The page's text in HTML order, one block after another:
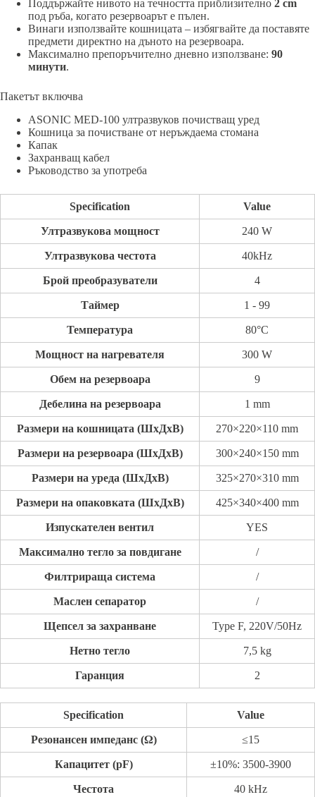
Поддържайте нивото на течността приблизително 2 cm
под ръба, когато резервоарът е пълен.
Винаги използвайте кошницата – избягвайте да поставяте
предмети директно на дъното на резервоара.
Максимално препоръчително дневно използване: 90
минути.
Пакетът включва
ASONIC MED-100 ултразвуков почистващ уред
Кошница за почистване от неръждаема стомана
Капак
Захранващ кабел
Ръководство за употреба
Specification Value
Ултразвукова мощност 240 W
Ултразвукова честота 40kHz
Брой преобразуватели 4
Таймер 1 - 99
Температура 80°C
Мощност на нагревателя 300 W
Обем на резервоара 9
Дебелина на резервоара 1 mm
Размери на кошницата (ШxДxВ) 270×220×110 mm
Размери на резервоара (ШxДxВ) 300×240×150 mm
Размери на уреда (ШxДxВ) 325×270×310 mm
Размери на опаковката (ШxДxВ) 425×340×400 mm
Изпускателен вентил YES
Максимално тегло за повдигане /
Филтрираща система /
Маслен сепаратор /
Щепсел за захранване Type F, 220V/50Hz
Нетно тегло 7,5 kg
Гаранция 2
Specification Value
Резонансен импеданс (Ω) ≤15
Капацитет (pF) ±10%: 3500-3900
Честота 40 kHz